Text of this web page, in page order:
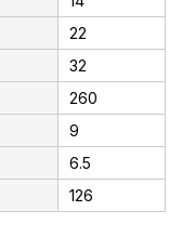
22
32
260
9
6.5
126